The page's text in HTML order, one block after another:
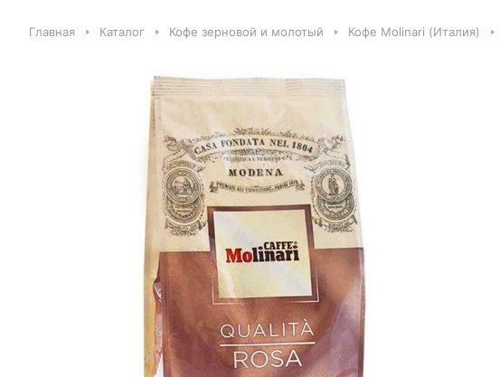
Главная Каталог Кофе зерновой и молотый Кофе Molinari (Италия)